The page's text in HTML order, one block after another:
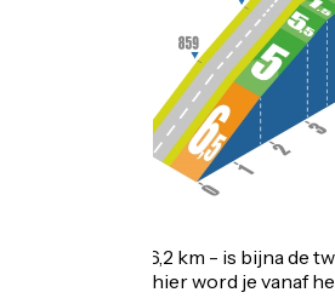
De oostkant - 6,2 km - is bijna de
westkant. Ook hier word je vanaf